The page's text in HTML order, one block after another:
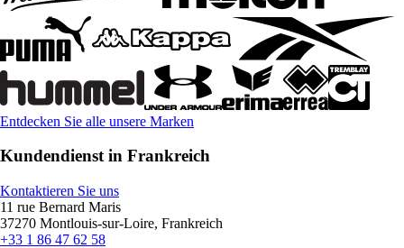
Entdecken Sie alle unsere Marken
Kundendienst in Frankreich
Kontaktieren Sie uns
11 rue Bernard Maris
37270 Montlouis-sur-Loire, Frankreich
+33 1 86 47 62 58